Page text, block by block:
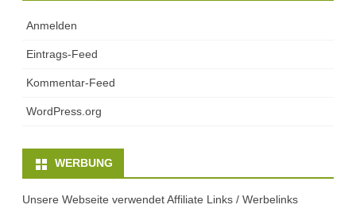
Anmelden
Eintrags-Feed
Kommentar-Feed
WordPress.org
WERBUNG
Unsere Webseite verwendet Affiliate Links / Werbelinks